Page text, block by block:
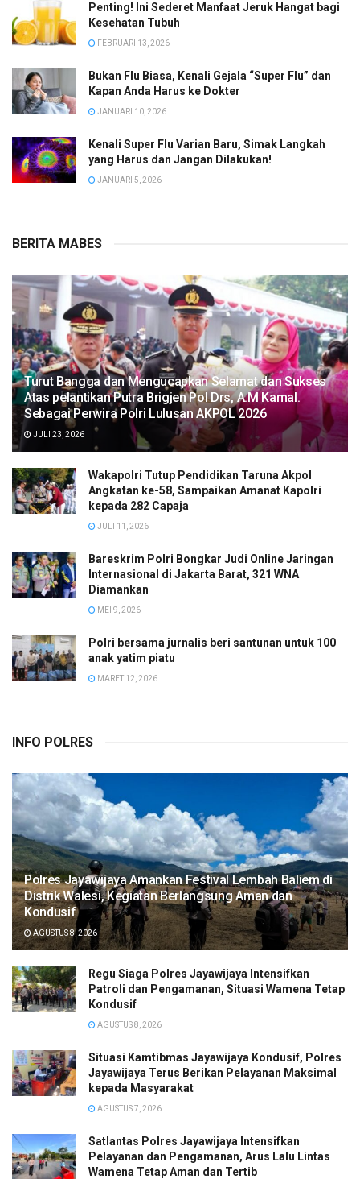
Penting! Ini Sederet Manfaat Jeruk Hangat bagi
Kesehatan Tubuh
FEBRUARI 13, 2026
Bukan Flu Biasa, Kenali Gejala “Super Flu” dan
Kapan Anda Harus ke Dokter
JANUARI 10, 2026
Kenali Super Flu Varian Baru, Simak Langkah
yang Harus dan Jangan Dilakukan!
JANUARI 5, 2026
BERITA MABES
Turut Bangga dan Mengucapkan Selamat dan Sukses
Atas pelantikan Putra Brigjen Pol Drs, A.M Kamal.
Sebagai Perwira Polri Lulusan AKPOL 2026
JULI 23, 2026
Wakapolri Tutup Pendidikan Taruna Akpol
Angkatan ke-58, Sampaikan Amanat Kapolri
kepada 282 Capaja
JULI 11, 2026
Bareskrim Polri Bongkar Judi Online Jaringan
Internasional di Jakarta Barat, 321 WNA
Diamankan
MEI 9, 2026
Polri bersama jurnalis beri santunan untuk 100
anak yatim piatu
MARET 12, 2026
INFO POLRES
Polres Jayawijaya Amankan Festival Lembah Baliem di
Distrik Walesi, Kegiatan Berlangsung Aman dan
Kondusif
AGUSTUS 8, 2026
Regu Siaga Polres Jayawijaya Intensifkan
Patroli dan Pengamanan, Situasi Wamena Tetap
Kondusif
AGUSTUS 8, 2026
Situasi Kamtibmas Jayawijaya Kondusif, Polres
Jayawijaya Terus Berikan Pelayanan Maksimal
kepada Masyarakat
AGUSTUS 7, 2026
Satlantas Polres Jayawijaya Intensifkan
Pelayanan dan Pengamanan, Arus Lalu Lintas
Wamena Tetap Aman dan Tertib